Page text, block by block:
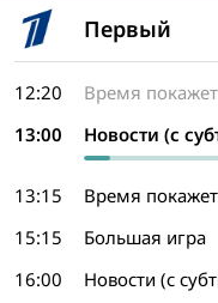
Первый
12:20
Время покажет
13:00
Новости (с
13:15
Время покажет
15:15
Большая игра
16:00
Новости (с